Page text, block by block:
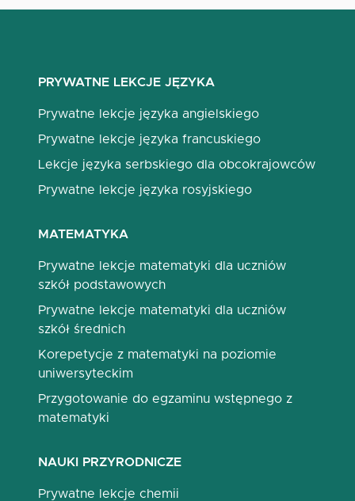
PRYWATNE LEKCJE JĘZYKA
Prywatne lekcje języka angielskiego
Prywatne lekcje języka francuskiego
Lekcje języka serbskiego dla obcokrajowców
Prywatne lekcje języka rosyjskiego
MATEMATYKA
Prywatne lekcje matematyki dla uczniów
szkół podstawowych
Prywatne lekcje matematyki dla uczniów
szkół średnich
Korepetycje z matematyki na poziomie
uniwersyteckim
Przygotowanie do egzaminu wstępnego z
matematyki
NAUKI PRZYRODNICZE
Prywatne lekcje chemii